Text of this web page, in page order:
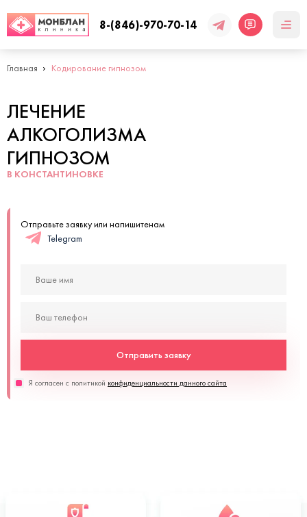
8-(846)-970-70-14
Главная Кодирование гипнозом
ЛЕЧЕНИЕ
АЛКОГОЛИЗМА
ГИПНОЗОМ
В КОНСТАНТИНОВКЕ
Отправьте заявку или напишитенам
Telegram
Отправить заявку
Я согласен с политикой конфиденциальности данного сайта